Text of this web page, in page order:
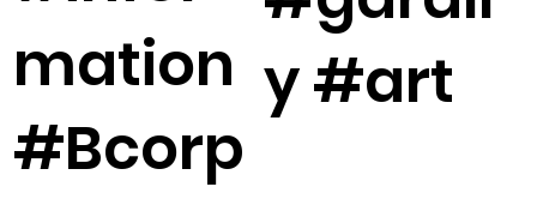
mation
#Bcorp
y #art